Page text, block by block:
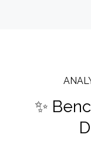
✨